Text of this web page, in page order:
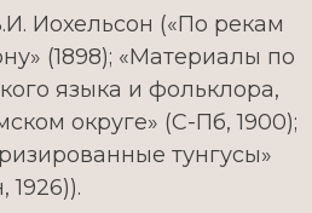
Иохельсон («По рекам
(1898); «Материалы по
языка и фольклора,
округе» (С-Пб, 1900);
тунгусы»